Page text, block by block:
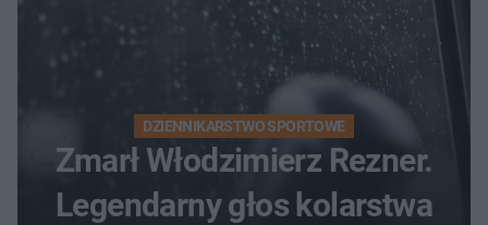
DZIENNIKARSTWO SPORTOWE
Zmarł Włodzimierz Rezner.
Legendarny głos kolarstwa